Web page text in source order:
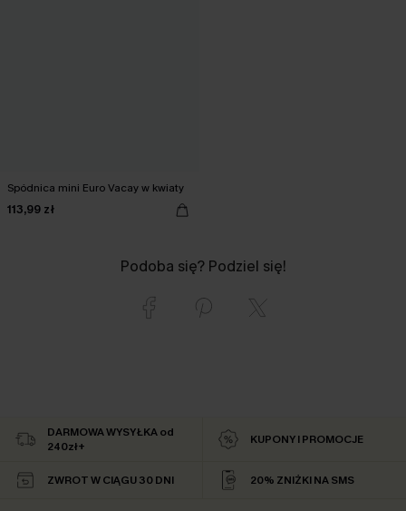
Spódnica mini Euro Vacay w kwiaty
113,99 zł
Podoba się? Podziel się!
DARMOWA WYSYŁKA od
240zł+
KUPONY I PROMOCJE
ZWROT W CIĄGU 30 DNI 20% ZNIŻKI NA SMS